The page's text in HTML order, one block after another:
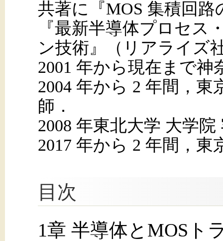
共著に『MOS 集積回
『最新半導体プロセス
ン技術』（リアライズ
2001 年から現在まで神
2004 年から 2 年間，
師．
2008 年東北大学 大学院
2017 年から 2 年間，東
目次
1章 半導体とMOSト